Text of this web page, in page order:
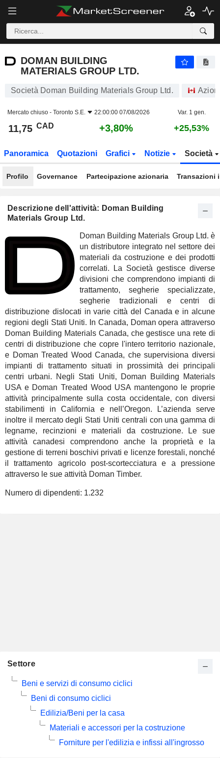
DOMAN BUILDING
MATERIALS GROUP LTD.
Società Doman Building Materials Group Ltd.
Mercato chiuso - Toronto S.E. 22:00:00 07/08/2026 Var. 1 gen.
11,75 CAD +3,80% +25,53%
Panoramica Quotazioni Grafici Notizie Società
Profilo Governance Partecipazione azionaria Transazioni
Descrizione dell'attività: Doman Building
Materials Group Ltd.
Doman Building Materials Group Ltd. è
un distributore integrato nel settore dei
materiali da costruzione e dei prodotti
correlati. La Società gestisce diverse
divisioni che comprendono impianti di
trattamento, segherie specializzate,
segherie tradizionali e centri di
distribuzione dislocati in varie città del Canada e in alcune
regioni degli Stati Uniti. In Canada, Doman opera attraverso
Doman Building Materials Canada, che gestisce una rete di
centri di distribuzione che copre l'intero territorio nazionale,
e Doman Treated Wood Canada, che supervisiona diversi
impianti di trattamento situati in prossimità dei principali
centri urbani. Negli Stati Uniti, Doman Building Materials
USA e Doman Treated Wood USA mantengono le proprie
attività principalmente sulla costa occidentale, con diversi
stabilimenti in California e nell’Oregon. L’azienda serve
inoltre il mercato degli Stati Uniti centrali con una gamma di
legname, recinzioni e materiali da costruzione. Le sue
attività canadesi comprendono anche la proprietà e la
gestione di terreni boschivi privati e licenze forestali, nonché
il trattamento agricolo post-scortecciatura e a pressione
attraverso le sue attività Doman Timber.
Numero di dipendenti: 1.232
Settore
Beni e servizi di consumo ciclici
Beni di consumo ciclici
Edilizia/Beni per la casa
Materiali e accessori per la costruzione
Forniture per l'edilizia e infissi all'ingrosso